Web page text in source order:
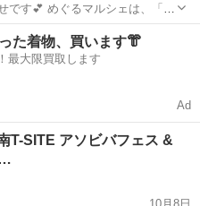
す💕 めぐるマルシェは、「身
り、原因となってる部分を知
向にめぐる」をテーマに活動し
お祭り マルシェ
た着物、買います👘
最大限買取します
Ad
T-SITE アソビバフェス &